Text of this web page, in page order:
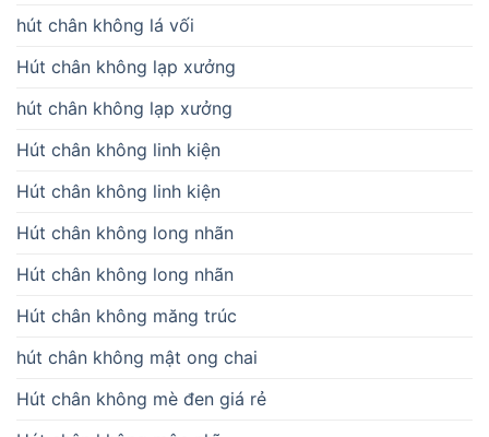
hút chân không lá vối
Hút chân không lạp xưởng
hút chân không lạp xưởng
Hút chân không linh kiện
Hút chân không linh kiện
Hút chân không long nhãn
Hút chân không long nhãn
Hút chân không măng trúc
hút chân không mật ong chai
Hút chân không mè đen giá rẻ